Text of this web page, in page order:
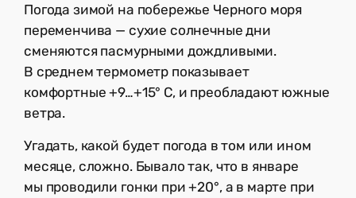
Погода зимой на побережье Черного моря
переменчива — сухие солнечные дни
сменяются пасмурными дождливыми.
В среднем термометр показывает
комфортные +9…+15° С, и преобладают южные
ветра.
Угадать, какой будет погода в том или ином
месяце, сложно. Бывало так, что в январе
мы проводили гонки при +20°, а в марте при